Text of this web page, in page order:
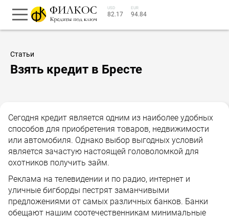
USD
82.17
EUR
94.84
Статьи
Взять кредит в Бресте
Сегодня кредит является одним из наиболее удобных
способов для приобретения товаров, недвижимости
или автомобиля. Однако выбор выгодных условий
является зачастую настоящей головоломкой для
охотников получить займ.
Реклама на телевидении и по радио, интернет и
уличные бигборды пестрят заманчивыми
предложениями от самых различных банков. Банки
обещают нашим соотечественникам минимальные